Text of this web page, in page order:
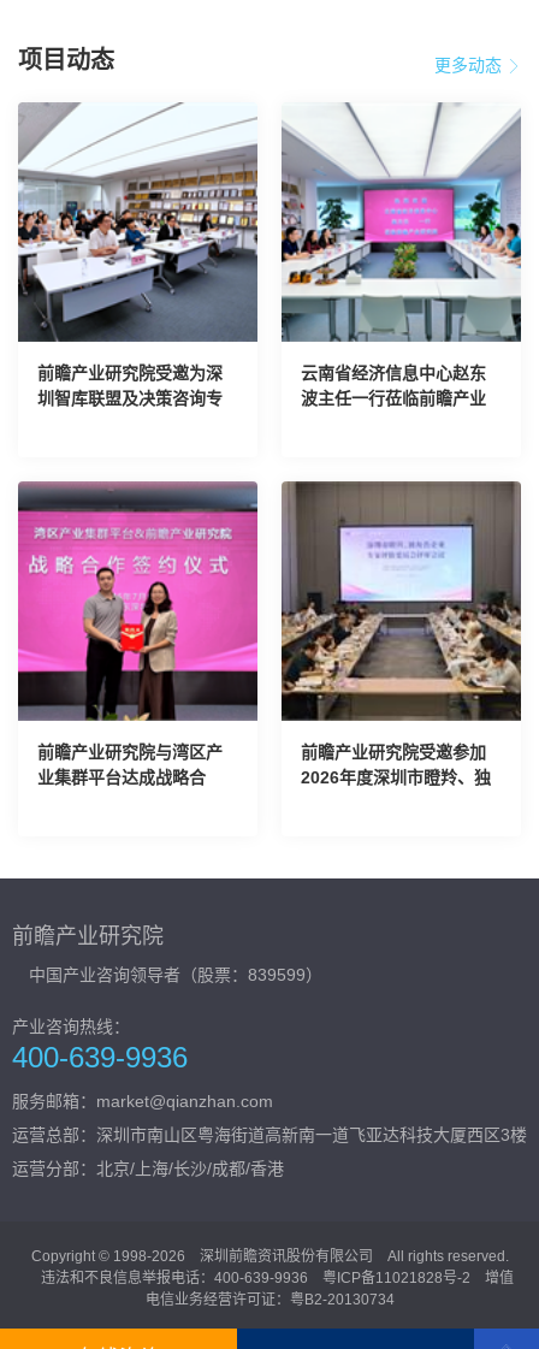
项目动态 更多动态
前瞻产业研究院受邀为深
圳智库联盟及决策咨询专
云南省经济信息中心赵东
波主任一行莅临前瞻产业
前瞻产业研究院与湾区产
业集群平台达成战略合
前瞻产业研究院受邀参加
2026年度深圳市瞪羚、独
前瞻产业研究院
中国产业咨询领导者（股票：839599）
产业咨询热线：
400-639-9936
服务邮箱：market@qianzhan.com
运营总部： 深圳市南山区粤海街道高新南一道飞亚达科技大厦西区3楼
运营分部：北京/上海/长沙/成都/香港
Copyright © 1998-2026 深圳前瞻资讯股份有限公司 All rights reserved.
违法和不良信息举报电话：400-639-9936 粤ICP备11021828号-2 增值
电信业务经营许可证：粤B2-20130734